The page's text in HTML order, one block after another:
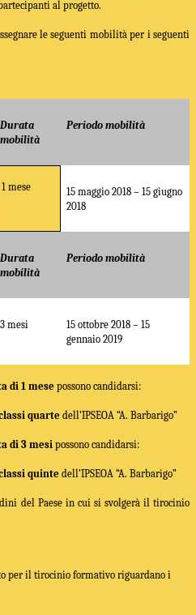
al progetto.
le seguenti mobilità per i seguenti
Durata
mobilità
Periodo mobilità
1 mese
15 maggio 2018 – 15 giugno
2018
Durata
mobilità
Periodo mobilità
3 mesi
15 ottobre 2018 – 15
gennaio 2019
di 1 mesepossono candidarsi:
quartedell’IPSEOA “A. Barbarigo”
di 3 mesipossono candidarsi:
quinte dell’IPSEOA “A. Barbarigo”
del Paese in cui si svolgerà il tirocinio
per il tirocinio formativo riguardano i